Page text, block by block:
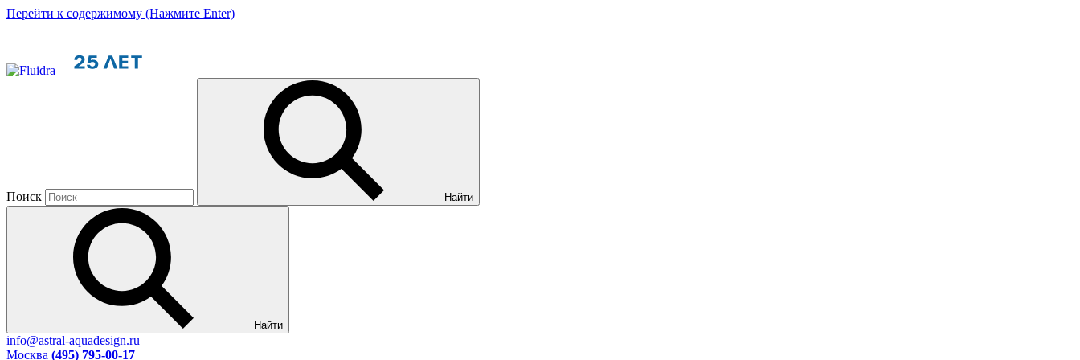
Перейти к содержимому (Нажмите Enter)
Поиск Найти
Найти
info@astral-aquadesign.ru
Москва (495) 795-00-17